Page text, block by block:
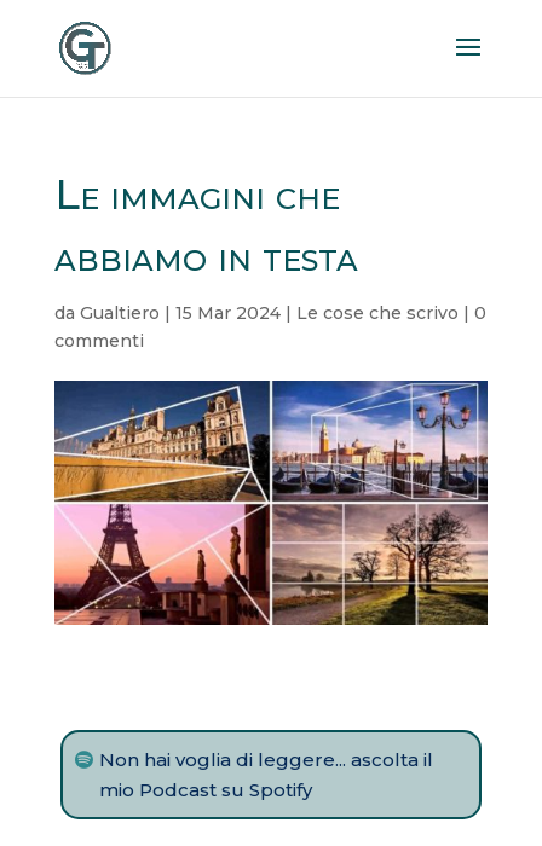
Le immagini che
abbiamo in testa
da Gualtiero | 15 Mar 2024| Le cose che scrivo | 0
commenti
Non hai voglia di leggere... ascolta il
mio Podcast su Spotify